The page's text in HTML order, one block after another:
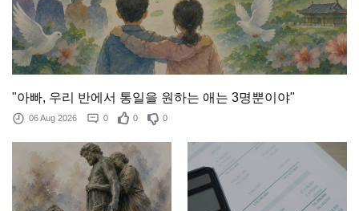
"아빠, 우리 반에서 통일을 원하는 애는 3명뿐이야"
06 Aug 2026 0 0 0